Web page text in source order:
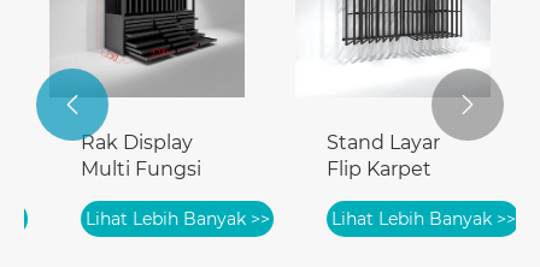
Tarik
Lihat Lebih Banyak >>
Lihat Lebih Banyak >>
 